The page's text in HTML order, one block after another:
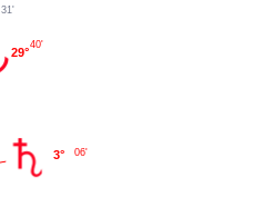
3° 06'
29°
40'
31'